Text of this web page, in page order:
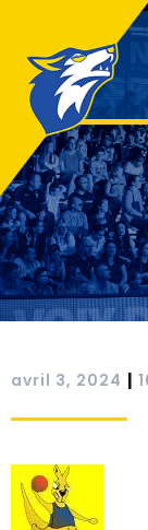
avril 3, 2024 |